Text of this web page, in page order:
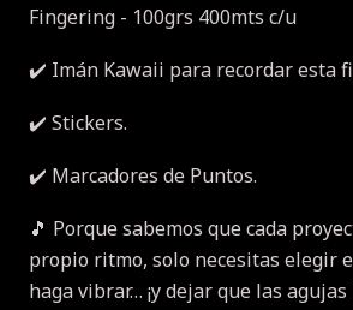
Fingering - 100grs 400mts c/u
✔️ Imán Kawaii para recordar esta
✔️ Stickers.
✔️ Marcadores de Puntos.
🎵 Porque sabemos que cada
propio ritmo, solo necesitas elegir
haga vibrar… ¡y dejar que las